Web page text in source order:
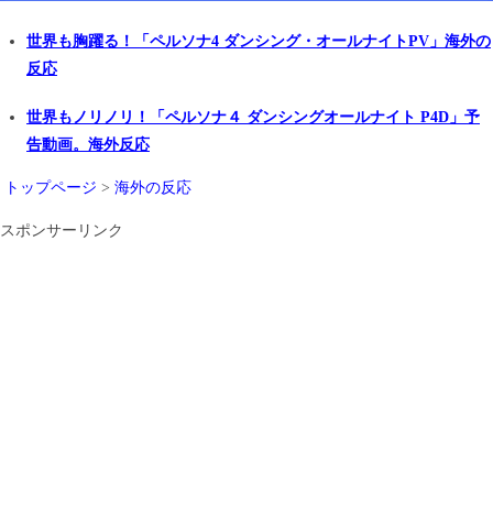
世界も胸躍る！「ペルソナ4 ダンシング・オールナイトPV」海外の
反応
世界もノリノリ！「ペルソナ４ ダンシングオールナイト P4D」予
告動画。海外反応
トップページ > 海外の反応
スポンサーリンク